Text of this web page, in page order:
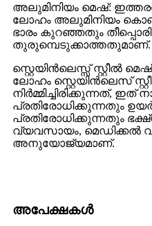
അലുമിനിയം മെഷ്:
ലോഹം അലുമിനിയം
ഭാരം കുറഞ്ഞതും
തുരുമ്പെടുക്കാത്തതുമാണ്.
സ്റ്റെയിൻലെസ്സ് സ്റ്റീൽ
ലോഹം സ്റ്റെയിൻലെസ്
നിർമ്മിച്ചിരിക്കുന്നത്, ഇത്
പ്രതിരോധിക്കുന്നതും
പ്രതിരോധിക്കുന്നതും
വ്യവസായം, മെഡിക്കൽ
അനുയോജ്യമാണ്.
അപേക്ഷകൾ